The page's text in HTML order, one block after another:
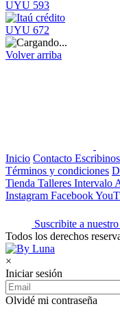
UYU 593
UYU 672
Volver arriba
Inicio Contacto
Términos y condiciones
Tienda Talleres Intervalo
Instagram Facebook
Suscribite a
Todos los derechos
×
Iniciar sesión
Olvidé mi contraseña